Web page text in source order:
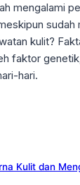
mengalami
sudah
kulit?
faktor
hari.
Kulit dan